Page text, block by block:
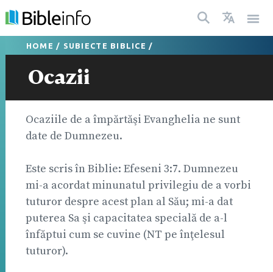
HOME / SUBIECTE BIBLICE /
Ocazii
Ocaziile de a împărtăşi Evanghelia ne sunt
date de Dumnezeu.
Este scris în Biblie: Efeseni 3:7. Dumnezeu
mi-a acordat minunatul privilegiu de a vorbi
tuturor despre acest plan al Său; mi-a dat
puterea Sa şi capacitatea specială de a-l
înfăptui cum se cuvine (NT pe înţelesul
tuturor).